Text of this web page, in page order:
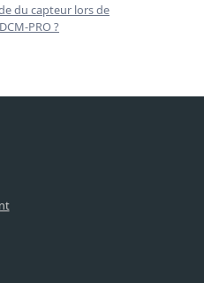
du capteur lors de
PRO ?